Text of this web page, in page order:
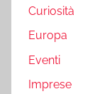
Curiosità
Europa
Eventi
Imprese